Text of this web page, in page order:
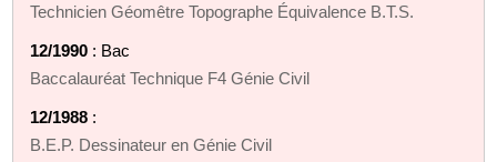
Technicien Géomêtre Topographe Équivalence B.T.S.
12/1990 : Bac
Baccalauréat Technique F4 Génie Civil
12/1988 :
B.E.P. Dessinateur en Génie Civil